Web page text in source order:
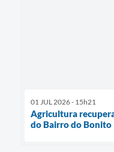
01 JUL 2026 - 15h21
Agricultura
do Bairro do Bonito